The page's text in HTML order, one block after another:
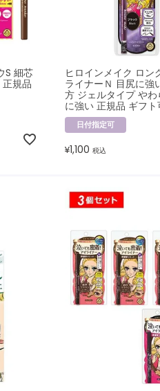
S 細芯
規品
ヒロインメイク ロン
ライナーＮ 目尻に強
方 ジェルタイプ や
に強い 正規品 ギフト
日付指定可
¥1,100 税込